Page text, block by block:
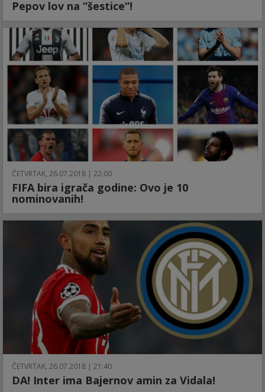
Pepov lov na “šestice“!
ČETVRTAK, 26.07.2018 | 22:00
FIFA bira igrača godine: Ovo je 10
nominovanih!
ČETVRTAK, 26.07.2018 | 21:40
DA! Inter ima Bajernov amin za Vidala!